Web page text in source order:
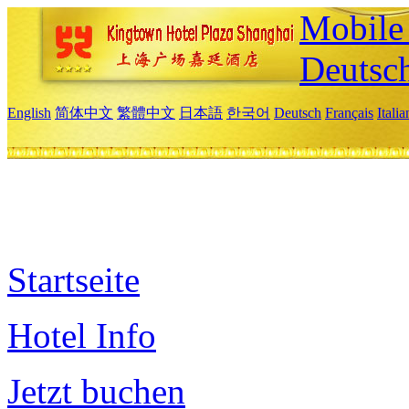
English 简体中文 繁體中文 日本語 한국어 Deutsch Français
Startseite
Hotel Info
Jetzt buchen